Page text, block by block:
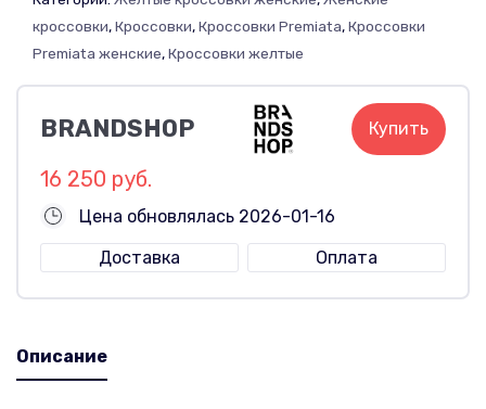
кроссовки,Кроссовки,Кроссовки Premiata,Кроссовки
Premiata женские,Кроссовки желтые
BRANDSHOP Купить
16 250 руб.
Цена обновлялась 2026-01-16
Доставка
Оплата
Описание